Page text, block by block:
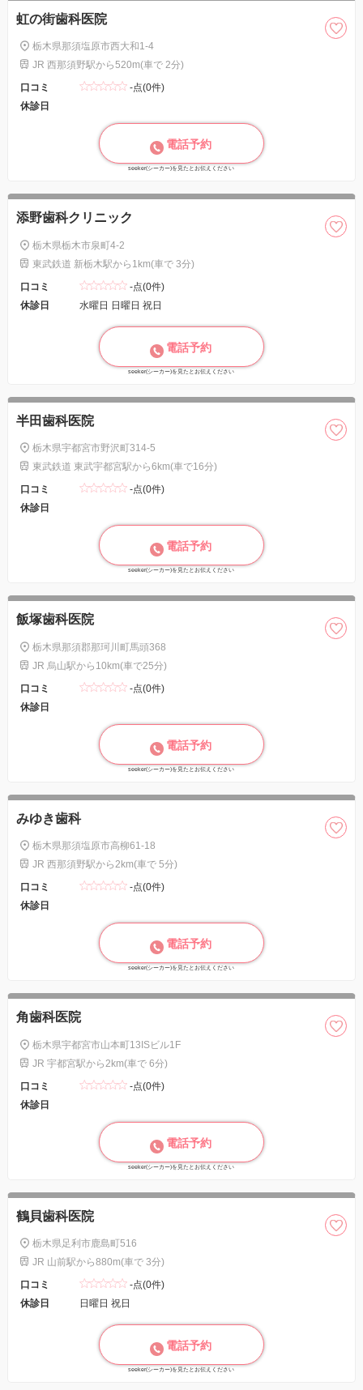
虹の街歯科医院
栃木県那須塩原市西大和1-4
JR 西那須野駅から520m(車で 2分)
口コミ
-点(0件)
休診日
電話予約
seeker(シーカー)を見たとお伝えください
添野歯科クリニック
栃木県栃木市泉町4-2
東武鉄道 新栃木駅から1km(車で 3分)
口コミ
-点(0件)
休診日
水曜日 日曜日 祝日
電話予約
seeker(シーカー)を見たとお伝えください
半田歯科医院
栃木県宇都宮市野沢町314-5
東武鉄道 東武宇都宮駅から6km(車で16分)
口コミ
-点(0件)
休診日
電話予約
seeker(シーカー)を見たとお伝えください
飯塚歯科医院
栃木県那須郡那珂川町馬頭368
JR 烏山駅から10km(車で25分)
口コミ
-点(0件)
休診日
電話予約
seeker(シーカー)を見たとお伝えください
みゆき歯科
栃木県那須塩原市高柳61-18
JR 西那須野駅から2km(車で 5分)
口コミ
-点(0件)
休診日
電話予約
seeker(シーカー)を見たとお伝えください
角歯科医院
栃木県宇都宮市山本町13ISビル1F
JR 宇都宮駅から2km(車で 6分)
口コミ
-点(0件)
休診日
電話予約
seeker(シーカー)を見たとお伝えください
鶴貝歯科医院
栃木県足利市鹿島町516
JR 山前駅から880m(車で 3分)
口コミ
-点(0件)
休診日
日曜日 祝日
電話予約
seeker(シーカー)を見たとお伝えください